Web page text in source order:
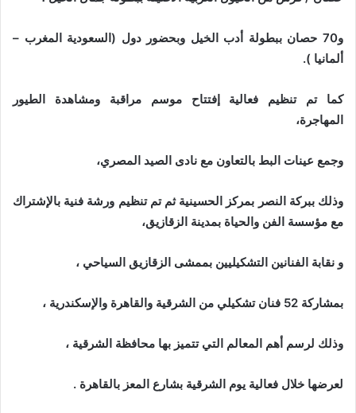
و70 حصان ببطولة أدب الخيل وبحضور دول (السعودية المغرب –
ألمانيا ).
كما تم تنظيم فعالية إفتتاح موسم مراقبة ومشاهدة الطيور
المهاجرة،
وجمع عينات البط بالتعاون مع نادى الصيد المصري،
وذلك ببركة النصر بمركز الحسينية ثم تم تنظيم ورشة فنية بالإشتراك
مع مؤسسة الفن والحياة بمدينة الزقازيق،
و نقابة الفنانين التشكيليين بممشى الزقازيق السياحي ،
بمشاركة 52 فنان تشكيلي من الشرقية والقاهرة والإسكندرية ،
وذلك لرسم أهم المعالم التي تتميز بها محافظة الشرقية ،
لعرضها خلال فعالية يوم الشرقية بشارع المعز بالقاهرة .